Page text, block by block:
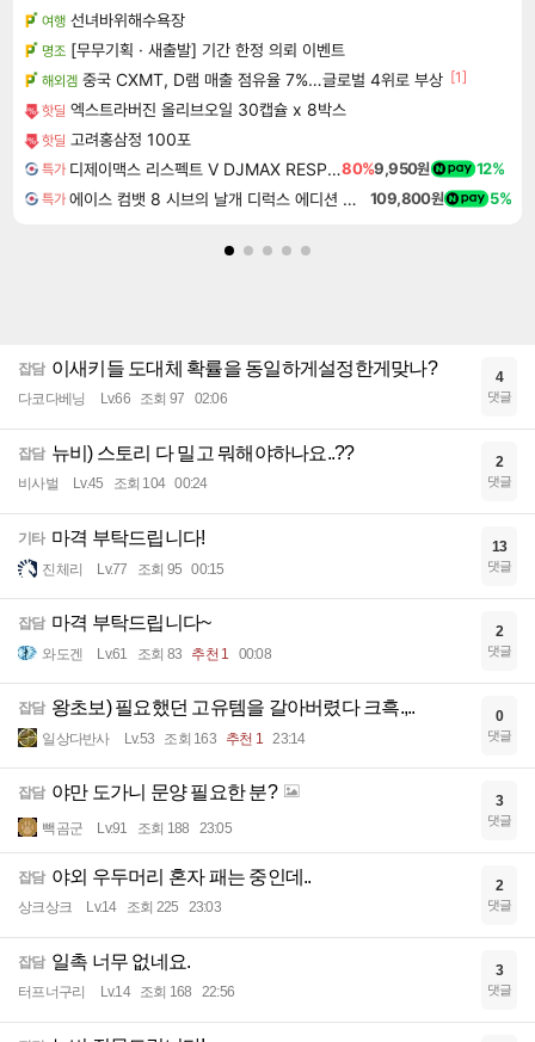
여행 선녀바위해수욕장
명조 [무무기획 · 새출발] 기간 한정 의뢰 이벤트
해외겜 중국 CXMT, D램 매출 점유율 7%…글로벌 4위로 부상 [1]
핫딜 엑스트라버진 올리브오일 30캡슐 x 8박스
핫딜 고려홍삼정 100포
특가 디제이맥스 리스펙트 V DJMAX RESPECT V80%9,950원 12%
특가 에이스 컴뱃 8 시브의 날개 디럭스 에디션 예약구매 ACE COMBAT 8 WINGS OF THEVE Deluxe Edition 109,800원 5%
잡담 이새키들 도대체 확률을 동일하게설정한게맞나?
다코다베닝 Lv.66 조회 97 02:06
4
댓글
잡담 뉴비) 스토리 다 밀고 뭐해야하나요..??
비사벌 Lv.45 조회 104 00:24
2
댓글
기타 마격 부탁드립니다!
진체리 Lv.77 조회 95 00:15
13
댓글
잡담 마격 부탁드립니다~
와도겐 Lv.61 조회 83 추천 1 00:08
2
댓글
잡담 왕초보) 필요했던 고유템을 갈아버렸다 크흑.,..
일상다반사 Lv.53 조회 163 추천 1 23:14
0
댓글
잡담 야만 도가니 문양 필요한 분?
빽곰군 Lv.91 조회 188 23:05
3
댓글
잡담 야외 우두머리 혼자 패는 중인데..
상크상크 Lv.14 조회 225 23:03
2
댓글
잡담 일촉 너무 없네요.
터프너구리 Lv.14 조회 168 22:56
3
댓글